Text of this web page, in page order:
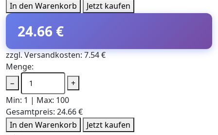
In den Warenkorb
Jetzt kaufen
24.66 €
zzgl. Versandkosten: 7.54 €
Menge:
−
+
Min: 1 | Max: 100
Gesamtpreis: 24.66 €
In den Warenkorb
Jetzt kaufen